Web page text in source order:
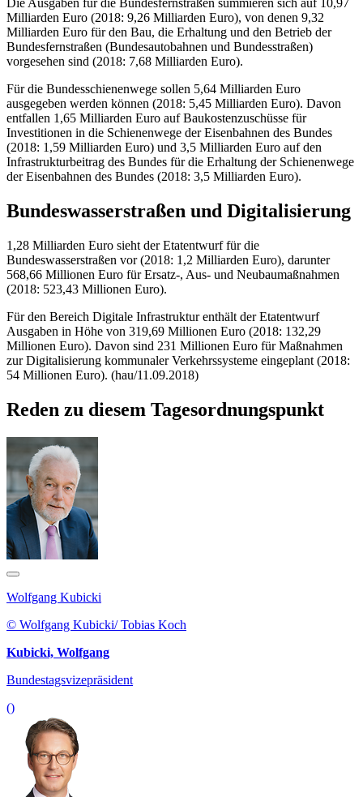
Die Ausgaben für die Bundesfernstraßen summieren sich auf 10,97
Milliarden Euro (2018: 9,26 Milliarden Euro), von denen 9,32
Milliarden Euro für den Bau, die Erhaltung und den Betrieb der
Bundesfernstraßen (Bundesautobahnen und Bundesstraßen)
vorgesehen sind (2018: 7,68 Milliarden Euro).
Für die Bundesschienenwege sollen 5,64 Milliarden Euro
ausgegeben werden können (2018: 5,45 Milliarden Euro). Davon
entfallen 1,65 Milliarden Euro auf Baukostenzuschüsse für
Investitionen in die Schienenwege der Eisenbahnen des Bundes
(2018: 1,59 Milliarden Euro) und 3,5 Milliarden Euro auf den
Infrastrukturbeitrag des Bundes für die Erhaltung der Schienenwege
der Eisenbahnen des Bundes (2018: 3,5 Milliarden Euro).
Bundeswasserstraßen und Digitalisierung
1,28 Milliarden Euro sieht der Etatentwurf für die
Bundeswasserstraßen vor (2018: 1,2 Milliarden Euro), darunter
568,66 Millionen Euro für Ersatz-, Aus- und Neubaumaßnahmen
(2018: 523,43 Millionen Euro).
Für den Bereich Digitale Infrastruktur enthält der Etatentwurf
Ausgaben in Höhe von 319,69 Millionen Euro (2018: 132,29
Millionen Euro). Davon sind 231 Millionen Euro für Maßnahmen
zur Digitalisierung kommunaler Verkehrssysteme eingeplant (2018:
54 Millionen Euro). (hau/11.09.2018)
Reden zu diesem Tagesordnungspunkt
Wolfgang Kubicki
© Wolfgang Kubicki/ Tobias Koch
Kubicki, Wolfgang
Bundestagsvizepräsident
()